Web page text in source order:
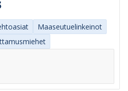
Maaseutuelinkeinot